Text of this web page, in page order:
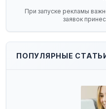
При запуске рекламы
заявок
ПОПУЛЯРНЫЕ